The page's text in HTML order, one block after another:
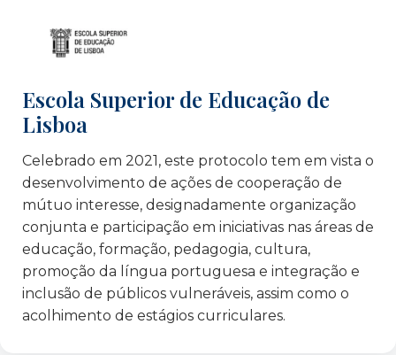
JRS Portugal – Serviço Jesuíta aos Refugiados
Junta de Freguesia de Alvalade
Junta de Freguesia de São Vicente
La Casa nel Parco, Génova – Itália
Laiks Jauniesiem – Letónia
Lusitânia Seguros
Neo Sapiens – Espanha
Next Generation Italy – Itália
NIALP – Associação Intercultural Lisboa
OIM – Organização Internacional para as
Migrações
Par – Respostas Sociais
Escola Superior de Educação de
Lisboa
Celebrado em 2021, este protocolo tem em vista o
desenvolvimento de ações de cooperação de
mútuo interesse, designadamente organização
conjunta e participação em iniciativas nas áreas de
educação, formação, pedagogia, cultura,
promoção da língua portuguesa e integração e
inclusão de públicos vulneráveis, assim como o
acolhimento de estágios curriculares.